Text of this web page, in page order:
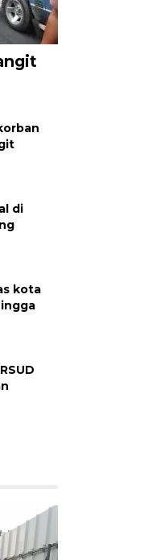
di
kota